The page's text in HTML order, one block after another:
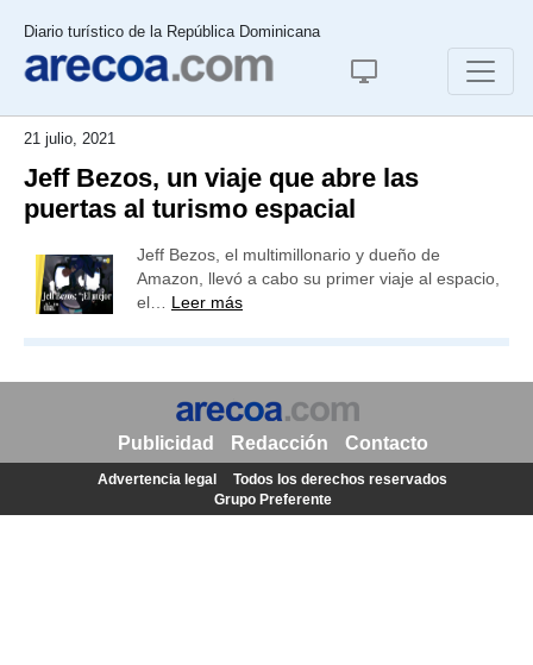
Diario turístico de la República Dominicana
21 julio, 2021
Jeff Bezos, un viaje que abre las
puertas al turismo espacial
Jeff Bezos, el multimillonario y dueño de
Amazon, llevó a cabo su primer viaje al espacio,
el… Leer más
Publicidad Redacción Contacto
Advertencia legal
Todos los derechos reservados
Grupo Preferente